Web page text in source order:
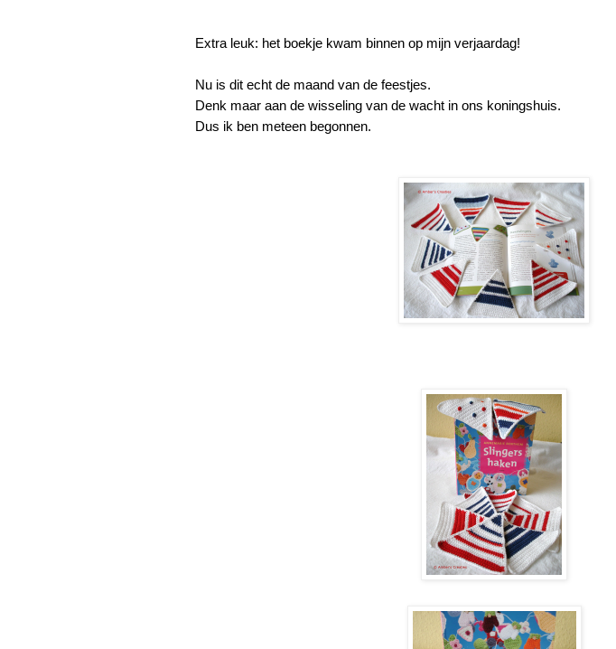
Extra leuk: het boekje kwam binnen op mijn verjaardag!
Nu is dit echt de maand van de feestjes.
Denk maar aan de wisseling van de wacht in ons koningshuis.
Dus ik ben meteen begonnen.